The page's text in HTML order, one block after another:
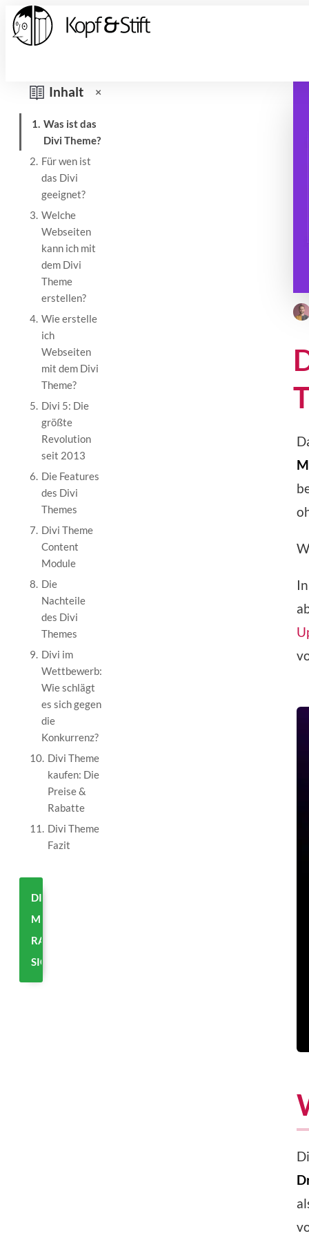
Inhalt ×
1. Was ist das
Divi Theme?
2. Für wen ist
das Divi
geeignet?
3. Welche
Webseiten
kann ich mit
dem Divi
Theme
erstellen?
4. Wie erstelle
ich
Webseiten
mit dem Divi
Theme?
5. Divi 5: Die
größte
Revolution
seit 2013
6. Die Features
des Divi
Themes
7. Divi Theme
Content
Module
8. Die
Nachteile
des Divi
Themes
9. Divi im
Wettbewerb:
Wie schlägt
es sich gegen
die
Konkurrenz?
10. Divi Theme
kaufen: Die
Preise &
Rabatte
11. Divi Theme
Fazit
DIVI
MIT
RABATT
SICHERN